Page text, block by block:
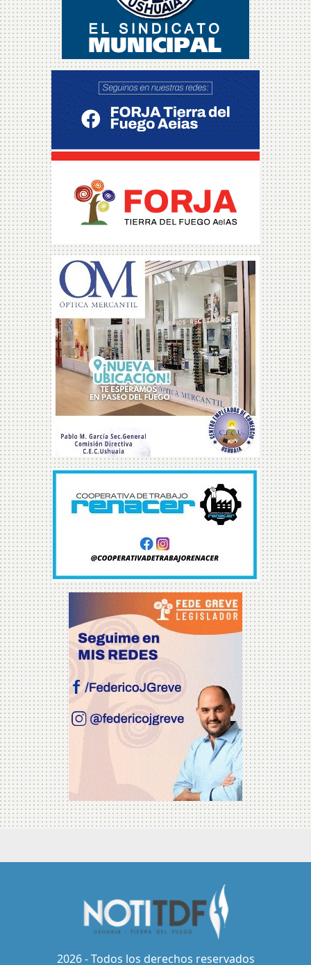
2026 - Todos los derechos reservados